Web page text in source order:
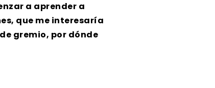
a aprender a
que me interesaría
gremio, por dónde